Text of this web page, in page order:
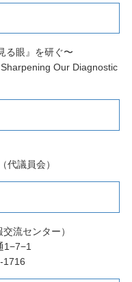
る眼』を研ぐ〜
Our Diagnostic
議員会）
流センター）
1716